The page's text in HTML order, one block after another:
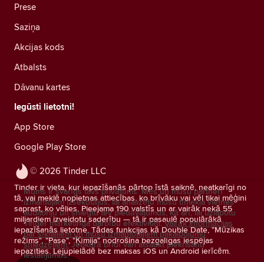
© 2026 Tinder LLC
Tinder ir vieta, kur iepazīšanās pārtop īstā saiknē, neatkarīgi no
tā, vai meklē nopietnas attiecības, ko brīvāku vai vēl tikai mēģini
saprast, ko vēlies. Pieejama 190 valstīs un ar vairāk nekā 55
miljardiem izveidotu saderību — tā ir pasaulē populārākā
iepazīšanās lietotne. Tādas funkcijas kā Double Date, "Mūzikas
režīms", "Pase", "Ķīmija" nodrošina bezgalīgas iespējas
iepazīties. Lejupielādē bez maksas iOS un Android ierīcēm.
Prese
Saziņa
Akcijas kods
Atbalsts
Dāvanu kartes
Iegūsti lietotni!
App Store
Google Play Store
Mums ir svarīgs tavs privātums. Mēs un mūsu partneri
izmantojam izsekotājus, lai analizētu mūsu tīmekļa vietnes
auditoriju un sniegtu tev piedāvājumus, kā arī, lai uzlabotu
Tinder mārketinga darbību efektivitāti. Vairāk informācijas
par sīkfailiem un mūsu izmantotajiem pakalpojumu
sniedzējiem. Jebkurā brīdī vari atsaukt piekrišanu
iestatījumos.